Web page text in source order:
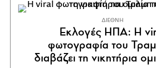
ΔΙΕΘΝΗ
Εκλογές ΗΠΑ: Η
φωτογραφία του
διαβάζει τη νικητήρια